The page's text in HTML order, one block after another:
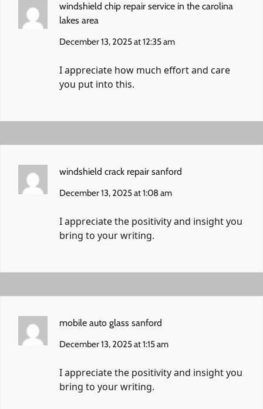
windshield chip repair service in the carolina
lakes area
December 13, 2025 at 12:35 am
I appreciate how much effort and care
you put into this.
windshield crack repair sanford
December 13, 2025 at 1:08 am
I appreciate the positivity and insight you
bring to your writing.
mobile auto glass sanford
December 13, 2025 at 1:15 am
I appreciate the positivity and insight you
bring to your writing.